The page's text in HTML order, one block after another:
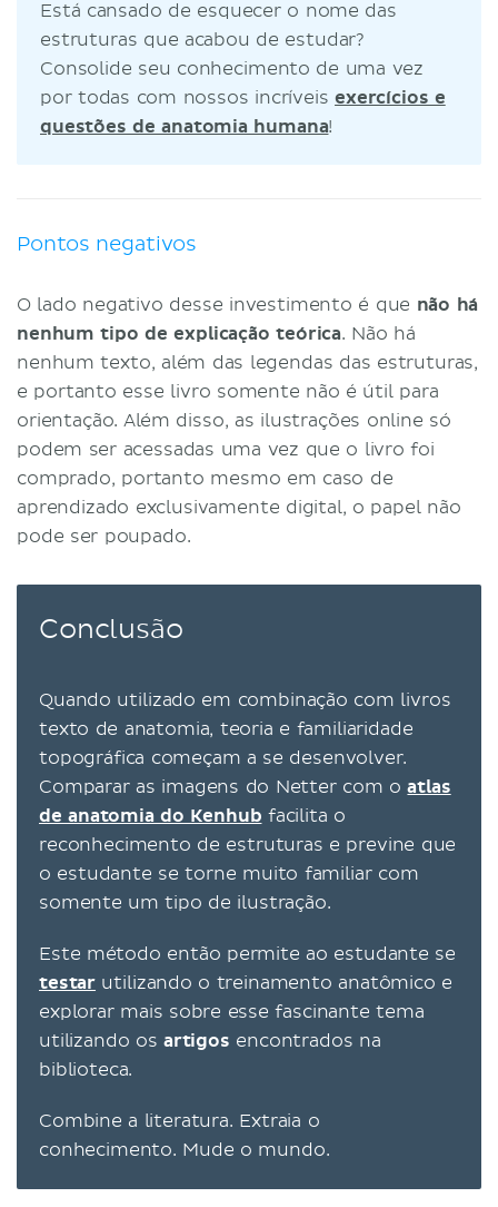
Está cansado de esquecer o nome das
estruturas que acabou de estudar?
Consolide seu conhecimento de uma vez
por todas com nossos incríveisexercícios e
questões de anatomia humana!
Pontos negativos
O lado negativo desse investimento é que não há
nenhum tipo de explicação teórica. Não há
nenhum texto, além das legendas das estruturas,
e portanto esse livro somente não é útil para
orientação. Além disso, as ilustrações online só
podem ser acessadas uma vez que o livro foi
comprado, portanto mesmo em caso de
aprendizado exclusivamente digital, o papel não
pode ser poupado.
Conclusão
Quando utilizado em combinação com livros
texto de anatomia, teoria e familiaridade
topográfica começam a se desenvolver.
Comparar as imagens do Netter com oatlas
de anatomia do Kenhub facilita o
reconhecimento de estruturas e previne que
o estudante se torne muito familiar com
somente um tipo de ilustração.
Este método então permite ao estudante se
testar utilizando o treinamento anatômico e
explorar mais sobre esse fascinante tema
utilizando os artigos encontrados na
biblioteca.
Combine a literatura. Extraia o
conhecimento. Mude o mundo.